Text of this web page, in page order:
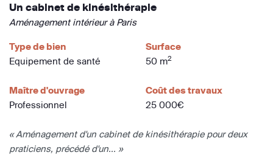
Un cabinet de kinésithérapie
Aménagement intérieur à Paris
Type de bien
Equipement de santé
Surface
50 m2
Maître d'ouvrage
Professionnel
Coût des travaux
25 000€
« Aménagement d'un cabinet de kinésithérapie pour deux
praticiens, précédé d'un... »